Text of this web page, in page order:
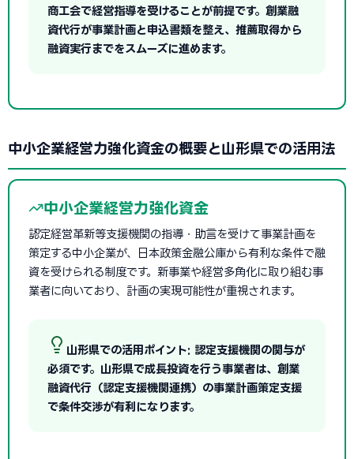
商工会で経営指導を受けることが前提です。創業融
資代行が事業計画と申込書類を整え、推薦取得から
融資実行までをスムーズに進めます。
中小企業経営力強化資金の概要と山形県での活用法
中小企業経営力強化資金
認定経営革新等支援機関の指導・助言を受けて事業計画を
策定する中小企業が、日本政策金融公庫から有利な条件で融
資を受けられる制度です。新事業や経営多角化に取り組む事
業者に向いており、計画の実現可能性が重視されます。
山形県での活用ポイント: 認定支援機関の関与が
必須です。山形県で成長投資を行う事業者は、創業
融資代行（認定支援機関連携）の事業計画策定支援
で条件交渉が有利になります。